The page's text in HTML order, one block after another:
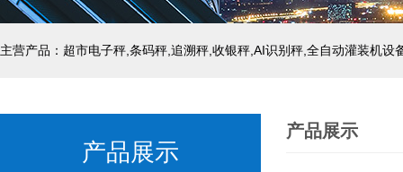
主营产品：超市电子秤,条码秤,追溯秤,收银秤,AI识别秤,全自动灌装机设
产品展示
产品展示